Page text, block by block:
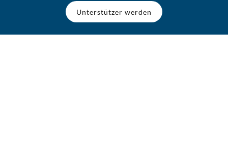
Unterstützer werden